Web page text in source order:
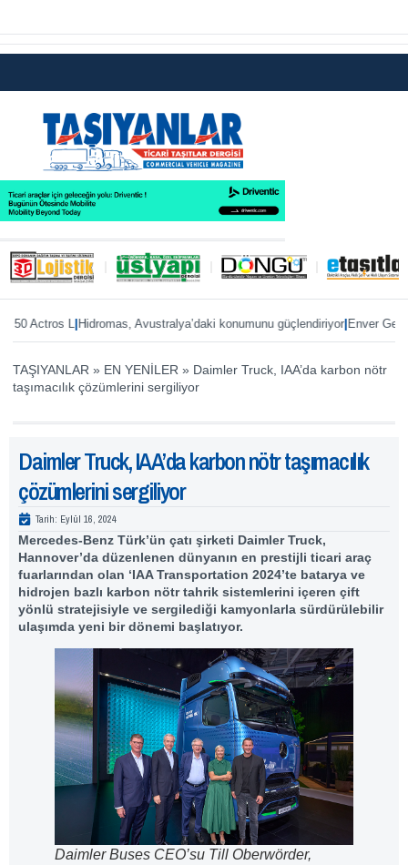
L| Hidromas, Avustralya’daki konumunu güçlendiriyor|Enver Geçgel’e
TAŞIYANLAR » EN YENİLER » Daimler Truck, IAA’da karbon nötr
taşımacılık çözümlerini sergiliyor
Daimler Truck, IAA’da karbon nötr taşımacılık
çözümlerini sergiliyor
Tarih: Eylül 16, 2024
Mercedes-Benz Türk’ün çatı şirketi Daimler Truck,
Hannover’da düzenlenen dünyanın en prestijli ticari araç
fuarlarından olan ‘IAA Transportation 2024’te batarya ve
hidrojen bazlı karbon nötr tahrik sistemlerini içeren çift
yönlü stratejisiyle ve sergilediği kamyonlarla sürdürülebilir
ulaşımda yeni bir dönemi başlatıyor.
Daimler Buses CEO’su Till Oberwörder,